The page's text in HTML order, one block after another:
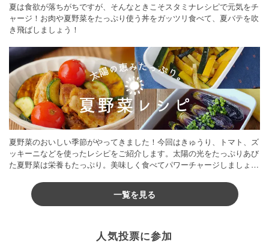
夏は食欲が落ちがちですが、そんなときこそスタミナレシピで元気をチ
ャージ！お肉や夏野菜をたっぷり使う丼をガッツリ食べて、夏バテを吹
き飛ばしましょう！
夏野菜のおいしい季節がやってきました！今回はきゅうり、トマト、ズ
ッキーニなどを使ったレシピをご紹介します。太陽の光をたっぷりあび
た夏野菜は栄養もたっぷり。美味しく食べてパワーチャージしましょう
一覧を見る
人気投票に参加